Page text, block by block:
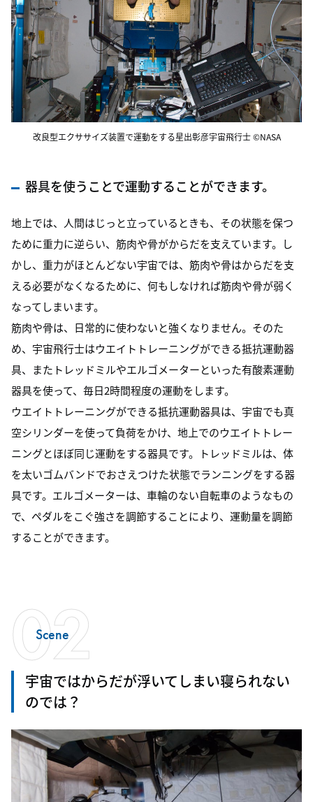
改良型エクササイズ装置で運動をする星出彰彦宇宙飛行士 ©NASA
器具を使うことで運動することができます。
地上では、人間はじっと立っているときも、その状態を保つ
ために重力に逆らい、筋肉や骨がからだを支えています。し
かし、重力がほとんどない宇宙では、筋肉や骨はからだを支
える必要がなくなるために、何もしなければ筋肉や骨が弱く
なってしまいます。
筋肉や骨は、日常的に使わないと強くなりません。そのた
め、宇宙飛行士はウエイトトレーニングができる抵抗運動器
具、またトレッドミルやエルゴメーターといった有酸素運動
器具を使って、毎日2時間程度の運動をします。
ウエイトトレーニングができる抵抗運動器具は、宇宙でも真
空シリンダーを使って負荷をかけ、地上でのウエイトトレー
ニングとほぼ同じ運動をする器具です。トレッドミルは、体
を太いゴムバンドでおさえつけた状態でランニングをする器
具です。エルゴメーターは、車輪のない自転車のようなもの
で、ペダルをこぐ強さを調節することにより、運動量を調節
することができます。
02
Scene
宇宙ではからだが浮いてしまい寝られない
のでは？